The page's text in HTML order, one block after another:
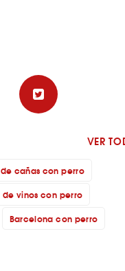
VER
de cañas con perro
de vinos con perro
Barcelona con perro